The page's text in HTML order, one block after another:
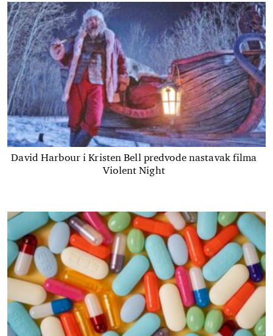
David Harbour i Kristen Bell predvode nastavak filma
Violent Night